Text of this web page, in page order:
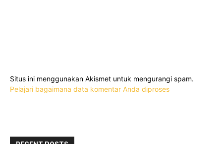
Situs ini menggunakan Akismet untuk mengurangi spam.
Pelajari bagaimana data komentar Anda diproses